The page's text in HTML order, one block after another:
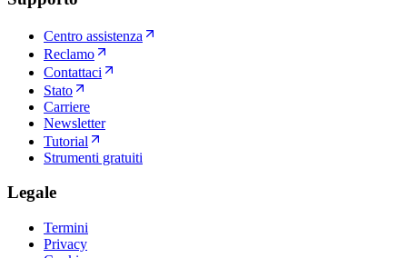
Centro assistenza
Reclamo
Contattaci
Stato
Carriere
Newsletter
Tutorial
Strumenti gratuiti
Legale
Termini
Privacy